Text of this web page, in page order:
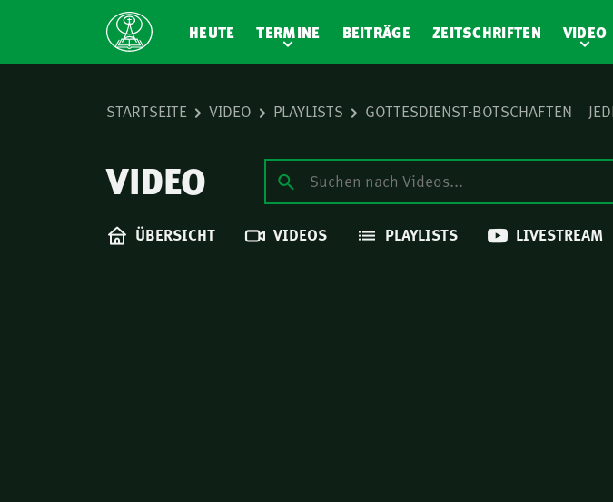
HEUTE TERMINE BEITRÄGE ZEITSCHRIFTEN VIDEO
STARTSEITE VIDEO PLAYLISTS GOTTESDIENST-BOTSCHAFTEN –
VIDEO
ÜBERSICHT VIDEOS PLAYLISTS LIVESTREAM